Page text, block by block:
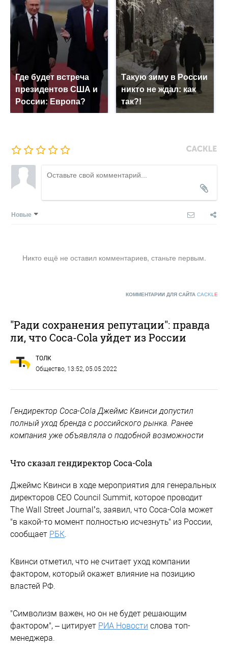
Где будет встреча
президентов США и
России: Европа?
Такую зиму в России
никто не ждал: как
так?!
Новые
Никто ещё не оставил комментариев, станьте первым.
КОММЕНТАРИИ ДЛЯ САЙТА CACKL E
"Ради сохранения репутации": правда
ли, что Coca-Cola уйдет из России
ТОЛК
Общество , 13:52, 05.05.2022
Гендиректор Coca-Cola Джеймс Квинси допустил
полный уход бренда с российского рынка. Ранее
компания уже объявляла о подобной возможности
Что сказал гендиректор Coca-Cola
Джеймс Квинси в ходе мероприятия для генеральных
директоров CEO Council Summit, которое проводит
The Wall Street Journal’s, заявил, что Coca-Cola может
"в какой-то момент полностью исчезнуть" из России,
сообщает РБК
Квинси отметил, что не считает уход компании
фактором, который окажет влияние на позицию
властей РФ.
"Символизм важен, но он не будет решающим
фактором", – цитирует РИА Новости слова топ-
менеджера.